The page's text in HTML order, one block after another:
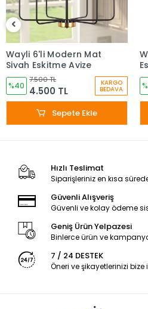
Wayli 6'li Modern Mat
Siyah Eskitme Avize
%40
7.500 TL
4.500 TL
KARGO
BEDAVA
Sepete Ekle
Hızlı Teslimat
Siparişleriniz en kısa
Güvenli Alışveriş
Güvenli ve kolay ödeme
Geniş Ürün Yelpazesi
Binlerce ürün ve
7 / 24 DESTEK
Öneri ve şikayetlerinizi bize